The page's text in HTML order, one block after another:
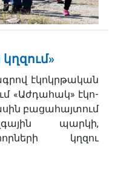
էկոկրթական
«Աժդահակ» էկո-
բացահայտում
պարկի,
կղզու